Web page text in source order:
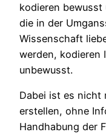
kodieren
die in der
Wissenschaft
werden, kodieren
unbewusst.
Dabei ist es nicht
erstellen, ohne
Handhabung der